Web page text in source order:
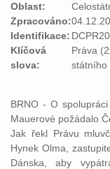
Oblast:
Zpracováno:
Identifikace:
Klíčová
slova:
Práva
státního
BRNO - O
Mauerové požádalo
Jak řekl Právu
Hynek Olma,
Dánska, aby